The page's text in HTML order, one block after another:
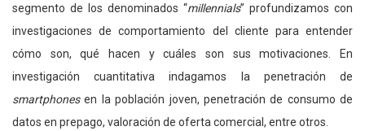
segmento de los denominados “millennials” profundizamos con
investigaciones de comportamiento del cliente para entender
cómo son, qué hacen y cuáles son sus motivaciones. En
investigación cuantitativa indagamos la penetración de
smartphonesen la población joven, penetración de consumo de
datos en prepago, valoración de oferta comercial, entre otros.